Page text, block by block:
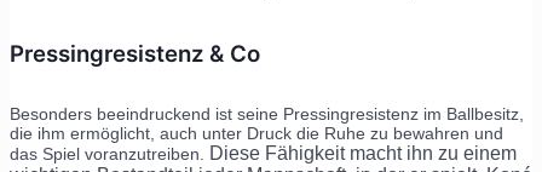
Pressingresistenz & Co
Besonders beeindruckend ist seine Pressingresistenz im Ballbesitz,
die ihm ermöglicht, auch unter Druck die Ruhe zu bewahren und
das Spiel voranzutreiben.
Diese Fähigkeit macht ihn zu einem